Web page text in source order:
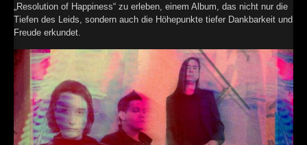
„Resolution of Happiness“ zu erleben, einem Album, das nicht nur die
Tiefen des Leids, sondern auch die Höhepunkte tiefer Dankbarkeit und
Freude erkundet.